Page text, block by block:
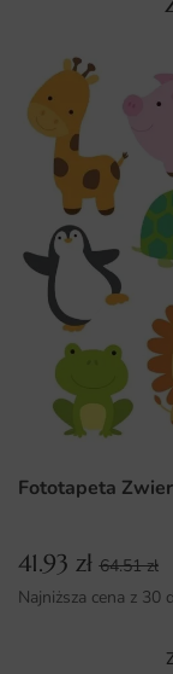
wymiarach,
odpowiedniego
wkomponowanie
jest niezwykle
narzędzi.
dekoracją w
Dlaczego warto
Nowoczesny
wnętrzarskie.
Wysoka jakość
intensywność
Możliwość
Łatwy montaż,
zawieszeniem.
Fototapeta
41.93 zł 64.51zł
Najniższa cena z 30